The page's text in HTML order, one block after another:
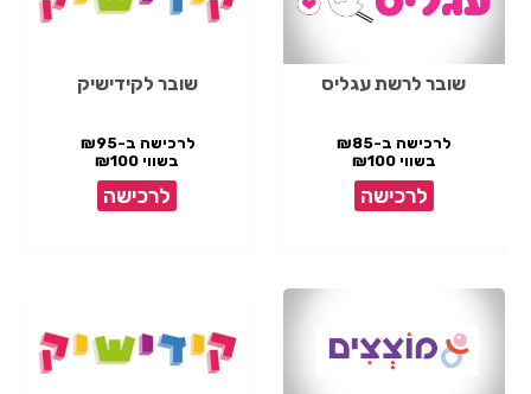
שובר לרשת עגליס
לרכישה ב-₪85
בשווי ₪100
לרכישה
שובר לקידישיק
לרכישה ב-₪95
בשווי ₪100
לרכישה